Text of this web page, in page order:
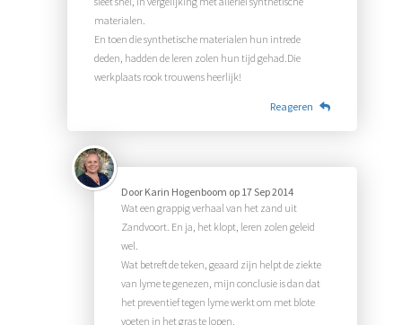
materialen.
En toen die synthetische materialen hun intrede
deden, hadden de leren zolen hun tijd gehad.Die
werkplaats rook trouwens heerlijk!
Reageren
Door Karin Hogenboom op 17 Sep 2014
Wat een grappig verhaal van het zand uit
Zandvoort. En ja, het klopt, leren zolen geleid
wel.
Wat betreft de teken, geaard zijn helpt de ziekte
van lyme te genezen, mijn conclusie is dan dat
het preventief tegen lyme werkt om met blote
voeten in het gras te lopen.